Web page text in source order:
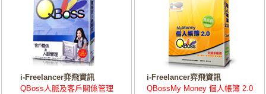
i-Freelancer弈飛資訊
QBoss人脈及客戶關係管理
i-Freelancer弈飛資訊
QBossMy Money 個人帳簿 2.0